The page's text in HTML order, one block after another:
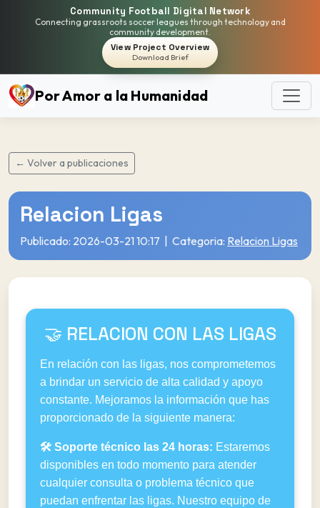
Community Football Digital Network
Connecting grassroots soccer leagues through technology and
community development.
View Project Overview
Download Brief
Por Amor a la Humanidad
← Volver a publicaciones
Relacion Ligas
Publicado: 2026-03-21 10:17 | Categoria: Relacion Ligas
🤝 RELACION CON LAS LIGAS
En relación con las ligas, nos comprometemos
a brindar un servicio de alta calidad y apoyo
constante. Mejoramos la información que has
proporcionado de la siguiente manera:
🛠️ Soporte técnico las 24 horas: Estaremos
disponibles en todo momento para atender
cualquier consulta o problema técnico que
puedan enfrentar las ligas. Nuestro equipo de